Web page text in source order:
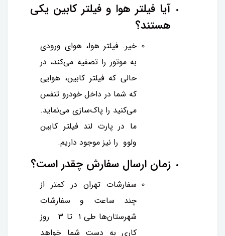
آیا فیلتر هوا و فیلتر کابین یکی
هستند؟
خیر. فیلتر هوا، هوای ورودی
به موتور را تصفیه می‌کند، در
حالی که فیلتر کابین، هوایی
که شما در داخل خودرو تنفس
می‌کنید را پاک‌سازی می‌نماید.
ما در پارت لند فیلتر کابین
ولوو را نیز موجود داریم.
زمان ارسال سفارش چقدر است؟
سفارشات تهران در کمتر از
چند ساعت و سفارشات
شهرستان‌ها طی ۱ تا ۳ روز
کاری به دست شما خواهد